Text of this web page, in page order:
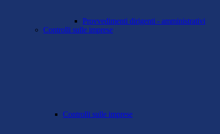
Provvedimenti dirigenti - amministrativi
Controlli sulle imprese
Controlli sulle imprese